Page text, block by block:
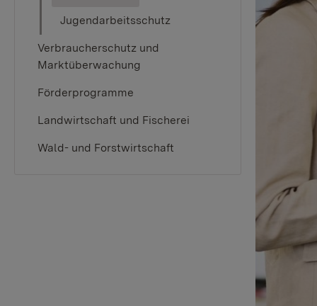
Jugendarbeitsschutz
Verbraucherschutz und
Marktüberwachung
Förderprogramme
Landwirtschaft und Fischerei
Wald- und Forstwirtschaft